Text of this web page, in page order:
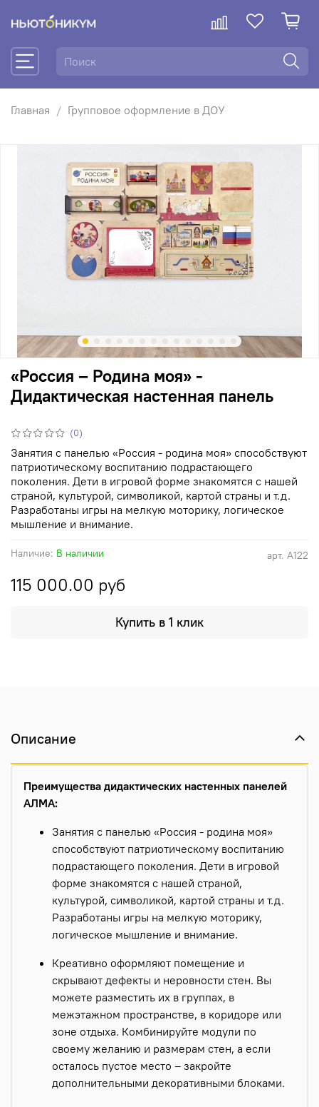
Главная Групповое оформление в ДОУ
(0)
арт. А122
Наличие: В наличии
«Россия – Родина моя» -
Дидактическая настенная панель
115 000.00 руб
Купить в 1 клик
Занятия с панелью «Россия - родина моя» способствуют
патриотическому воспитанию подрастающего
поколения. Дети в игровой форме знакомятся с нашей
страной, культурой, символикой, картой страны и т.д.
Разработаны игры на мелкую моторику, логическое
мышление и внимание.
Описание
Преимущества дидактических настенных панелей
АЛМА:
Занятия с панелью «Россия - родина моя»
способствуют патриотическому воспитанию
подрастающего поколения. Дети в игровой
форме знакомятся с нашей страной,
культурой, символикой, картой страны и т.д.
Разработаны игры на мелкую моторику,
логическое мышление и внимание.
Креативно оформляют помещение и
скрывают дефекты и неровности стен. Вы
можете разместить их в группах, в
межэтажном пространстве, в коридоре или
зоне отдыха. Комбинируйте модули по
своему желанию и размерам стен, а если
осталось пустое место – закройте
дополнительными декоративными блоками.